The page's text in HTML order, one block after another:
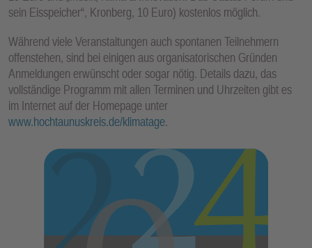
sein Eisspeicher“, Kronberg, 10 Euro) kostenlos möglich.
Während viele Veranstaltungen auch spontanen Teilnehmern
offenstehen, sind bei einigen aus organisatorischen Gründen
Anmeldungen erwünscht oder sogar nötig. Details dazu, das
vollständige Programm mit allen Terminen und Uhrzeiten gibt es
im Internet auf der Homepage unter
www.hochtaunuskreis.de/klimatage.